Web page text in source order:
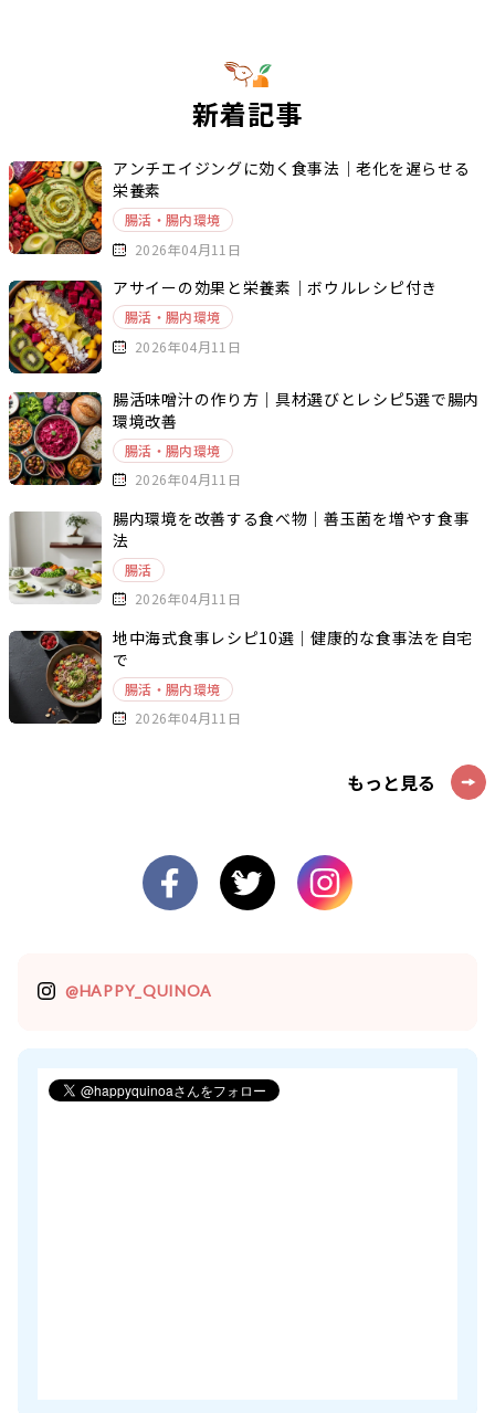
新着記事
アンチエイジングに効く食事法｜老化を遅らせる
栄養素
腸活・腸内環境
2026年04月11日
アサイーの効果と栄養素｜ボウルレシピ付き
腸活・腸内環境
2026年04月11日
腸活味噌汁の作り方｜具材選びとレシピ5選で腸内
環境改善
腸活・腸内環境
2026年04月11日
腸内環境を改善する食べ物｜善玉菌を増やす食事
法
腸活
2026年04月11日
地中海式食事レシピ10選｜健康的な食事法を自宅
で
腸活・腸内環境
2026年04月11日
もっと見る
@HAPPY_QUINOA